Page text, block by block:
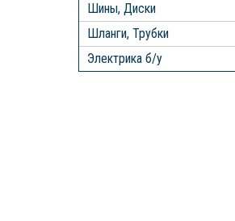
Шины, Диски
Шланги, Трубки
Электрика б/у